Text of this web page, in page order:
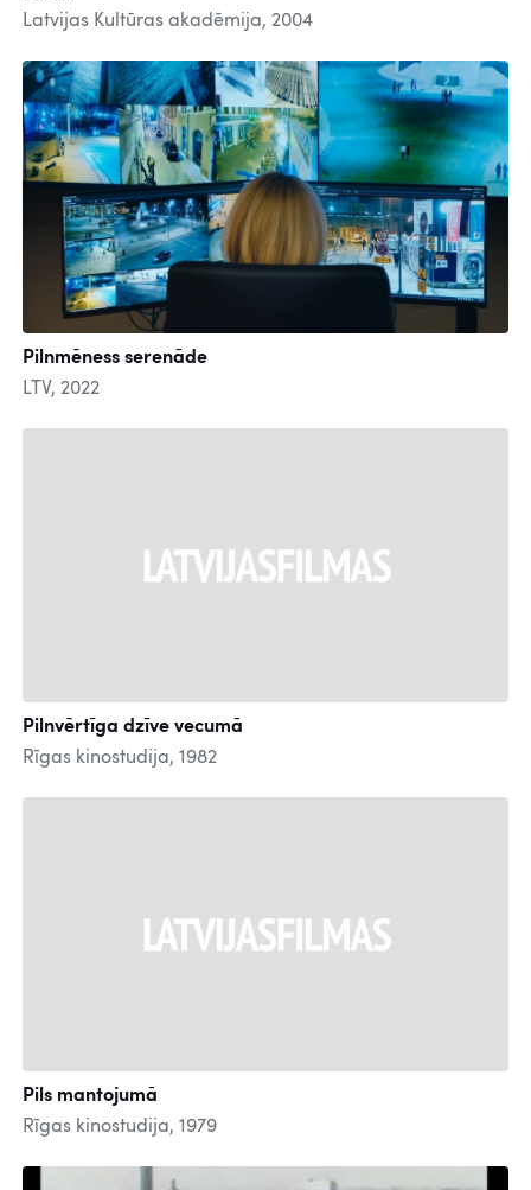
Latvijas Kultūras akadēmija, 2004
Pilnmēness serenāde
LTV, 2022
Pilnvērtīga dzīve vecumā
Rīgas kinostudija, 1982
Pils mantojumā
Rīgas kinostudija, 1979